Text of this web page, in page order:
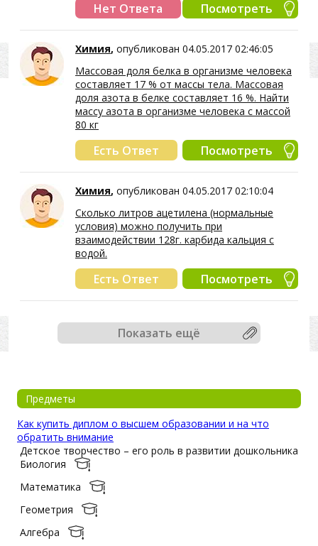
Нет Ответа Посмотреть
Химия, опубликован 04.05.2017 02:46:05
Массовая доля белка в организме человека
составляет 17 % от массы тела. Массовая
доля азота в белке составляет 16 %. Найти
массу азота в организме человека с массой
80 кг
Есть Ответ Посмотреть
Химия, опубликован 04.05.2017 02:10:04
Сколько литров ацетилена (нормальные
условия) можно получить при
взаимодействии 128г. карбида кальция с
водой.
Есть Ответ Посмотреть
Показать ещё
Предметы
Как купить диплом о высшем образовании и на что
обратить внимание
Детское творчество – его роль в развитии дошкольника
Биология
Математика
Геометрия
Алгебра